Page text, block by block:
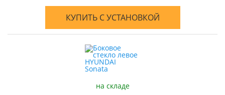
КУПИТЬ С УСТАНОВКОЙ
на складе